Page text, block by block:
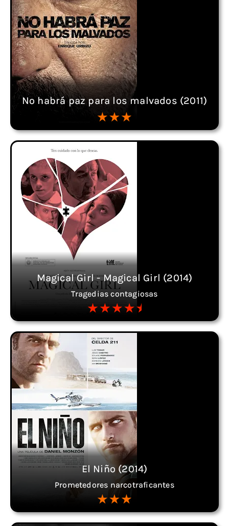
No habrá paz para los malvados (2011)
Magical Girl - Magical Girl (2014)
Tragedias contagiosas
El Niño (2014)
Prometedores narcotraficantes